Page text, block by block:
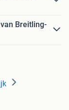
Breitling-